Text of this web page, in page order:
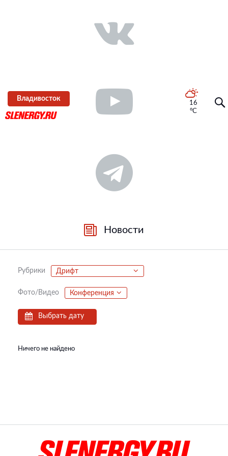
Владивосток
16
°C
Новости
Рубрики Дрифт
Фото/Видео Конференция
Выбрать дату
Ничего не найдено